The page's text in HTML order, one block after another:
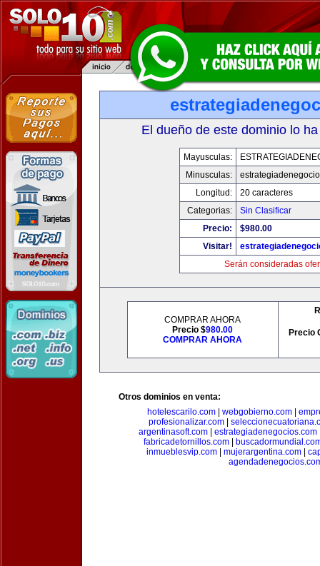
El dueño de este dominio lo
Mayusculas:
Minusculas:
Longitud:
20 caracteres
Categorias:
Sin Clasificar
Precio:
$980.00
Visitar!
Serán consideradas
COMPRAR AHORA
Precio $980.00
COMPRAR AHORA
Precio
Otros dominios en venta:
hotelescarilo.com
webgobierno.com
profesionalizar.com|
argentinasoft.com| estrategiadenegocios.com
fabricadetornillos.com
inmueblesvip.com
mujerargentina.com